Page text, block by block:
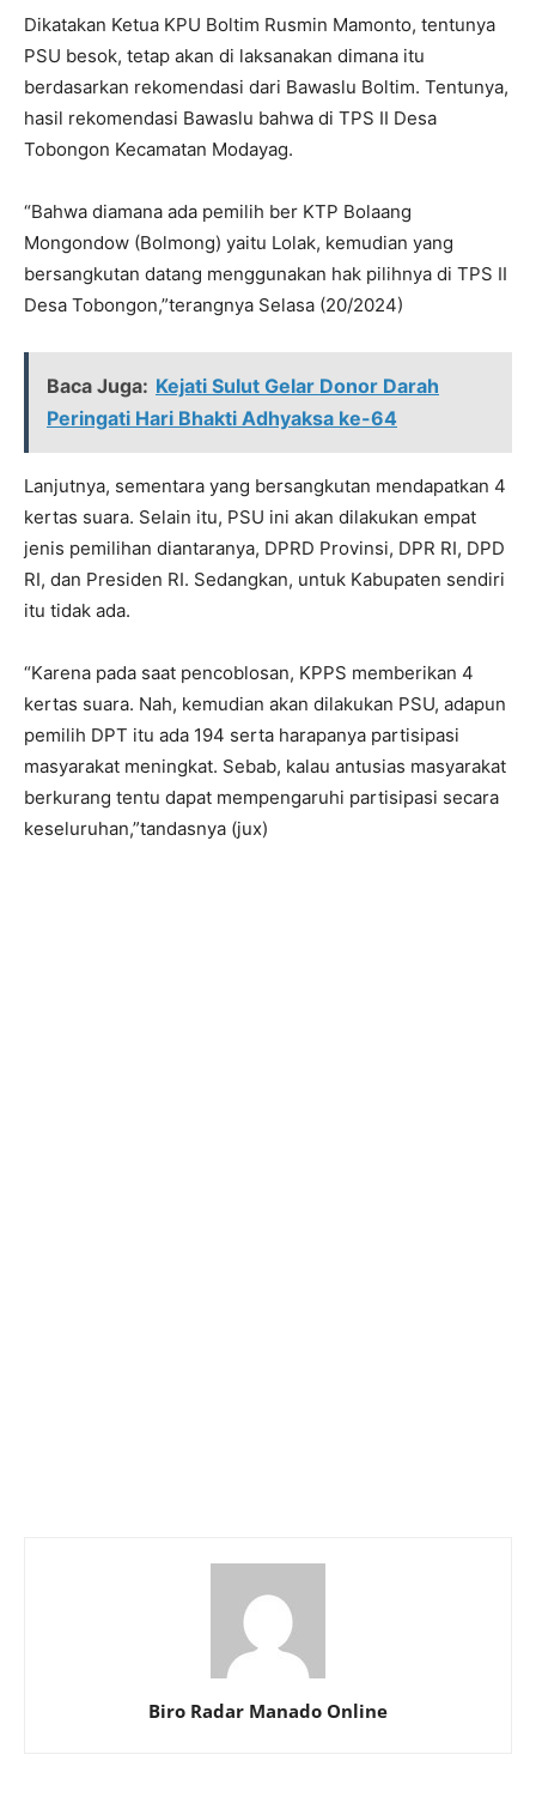
Dikatakan Ketua KPU Boltim Rusmin Mamonto, tentunya
PSU besok, tetap akan di laksanakan dimana itu
berdasarkan rekomendasi dari Bawaslu Boltim. Tentunya,
hasil rekomendasi Bawaslu bahwa di TPS II Desa
Tobongon Kecamatan Modayag.
“Bahwa diamana ada pemilih ber KTP Bolaang
Mongondow (Bolmong) yaitu Lolak, kemudian yang
bersangkutan datang menggunakan hak pilihnya di TPS II
Desa Tobongon,”terangnya Selasa (20/2024)
Baca Juga: Kejati Sulut Gelar Donor Darah
Peringati Hari Bhakti Adhyaksa ke-64
Lanjutnya, sementara yang bersangkutan mendapatkan 4
kertas suara. Selain itu, PSU ini akan dilakukan empat
jenis pemilihan diantaranya, DPRD Provinsi, DPR RI, DPD
RI, dan Presiden RI. Sedangkan, untuk Kabupaten sendiri
itu tidak ada.
“Karena pada saat pencoblosan, KPPS memberikan 4
kertas suara. Nah, kemudian akan dilakukan PSU, adapun
pemilih DPT itu ada 194 serta harapanya partisipasi
masyarakat meningkat. Sebab, kalau antusias masyarakat
berkurang tentu dapat mempengaruhi partisipasi secara
keseluruhan,”tandasnya (jux)
Biro Radar Manado Online